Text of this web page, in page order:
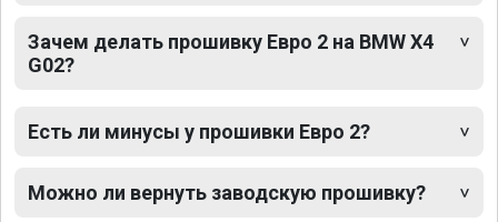
Зачем делать прошивку Евро 2 на BMW X4
G02?
Есть ли минусы у прошивки Евро 2?
Можно ли вернуть заводскую прошивку?